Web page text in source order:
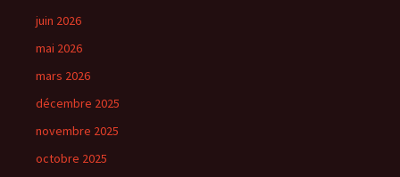
juin 2026
mai 2026
mars 2026
décembre 2025
novembre 2025
octobre 2025